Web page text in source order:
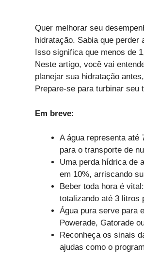
Quer melhorar seu
hidratação. Sabia que perder
Isso significa que menos de
Neste artigo, você vai
planejar sua hidratação
Prepare-se para turbinar seu
Em breve:
A água representa até
para o transporte de
Uma perda hídrica de
em 10%, arriscando
Beber toda hora é
totalizando até 3 litros
Água pura serve para
Powerade, Gatorade
Reconheça os sinais
ajudas como o